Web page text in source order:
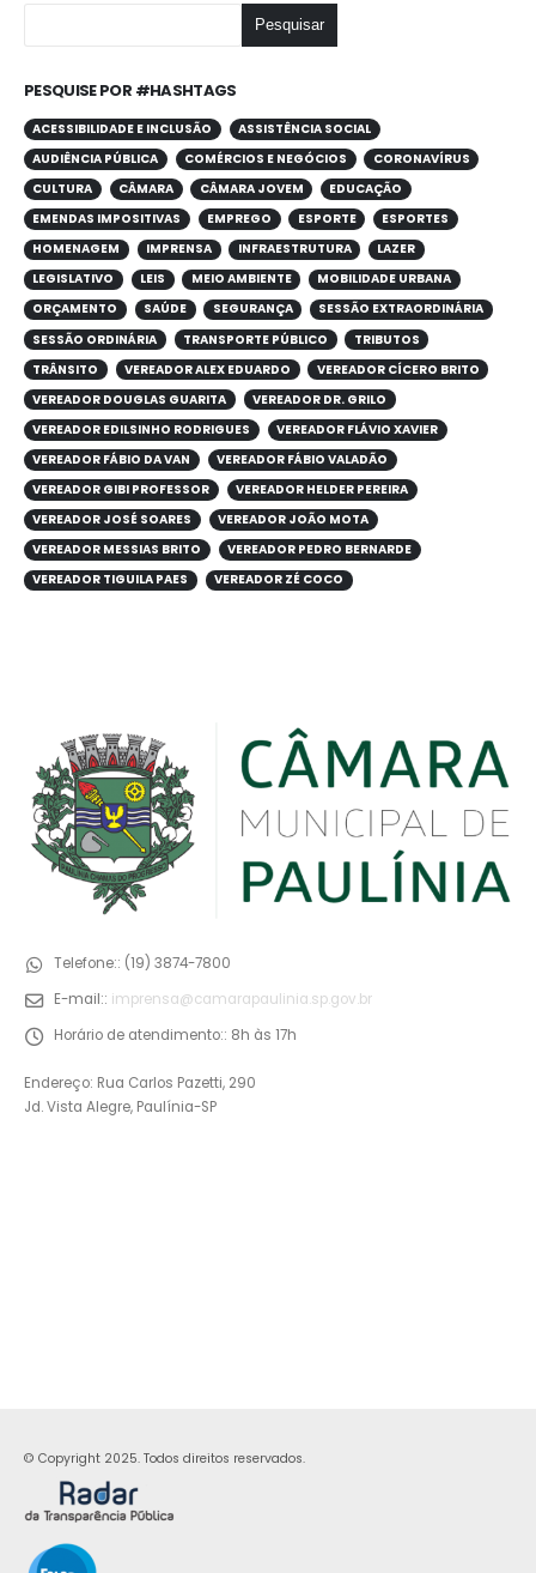
Pesquisar
PESQUISE POR #HASHTAGS
ACESSIBILIDADE E INCLUSÃO
ASSISTÊNCIA SOCIAL
AUDIÊNCIA PÚBLICA
COMÉRCIOS E NEGÓCIOS
CORONAVÍRUS
CULTURA
CÂMARA CÂMARA JOVEM
EDUCAÇÃO
EMENDAS IMPOSITIVAS
EMPREGO ESPORTE
ESPORTES
HOMENAGEM
IMPRENSA INFRAESTRUTURA
LAZER
LEGISLATIVO
LEIS MEIO AMBIENTE
MOBILIDADE URBANA
ORÇAMENTO
SAÚDE SEGURANÇA
SESSÃO EXTRAORDINÁRIA
SESSÃO ORDINÁRIA
TRANSPORTE PÚBLICO
TRIBUTOS
TRÂNSITO
VEREADOR ALEX EDUARDO
VEREADOR CÍCERO BRITO
VEREADOR DOUGLAS GUARITA
VEREADOR DR. GRILO
VEREADOR EDILSINHO RODRIGUES
VEREADOR FLÁVIO XAVIER
VEREADOR FÁBIO DA VAN
VEREADOR FÁBIO VALADÃO
VEREADOR GIBI PROFESSOR
VEREADOR HELDER PEREIRA
VEREADOR JOSÉ SOARES
VEREADOR JOÃO MOTA
VEREADOR MESSIAS BRITO
VEREADOR PEDRO BERNARDE
VEREADOR TIGUILA PAES
VEREADOR ZÉ COCO
Telefone:: (19) 3874-7800
E-mail:: imprensa@camarapaulinia.sp.gov.br
Horário de atendimento:: 8h às 17h
Endereço: Rua Carlos Pazetti, 290
Jd. Vista Alegre, Paulínia-SP
© Copyright 2025. Todos direitos reservados.